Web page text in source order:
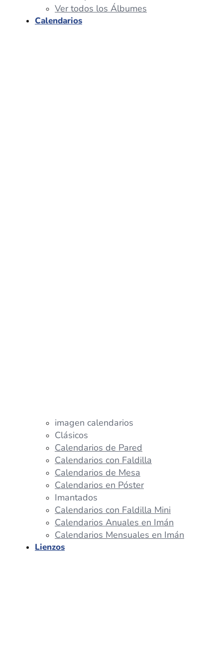
Ver todos los Álbumes
Calendarios
imagen calendarios
Clásicos
Calendarios de Pared
Calendarios con Faldilla
Calendarios de Mesa
Calendarios en Póster
Imantados
Calendarios con Faldilla Mini
Calendarios Anuales en Imán
Calendarios Mensuales en Imán
Lienzos